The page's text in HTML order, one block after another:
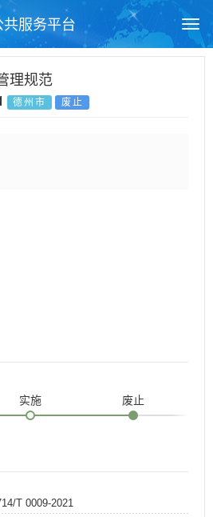
服务平台
准公告查询
理规范
德州市 废止
实施 废止
T 0009-2021